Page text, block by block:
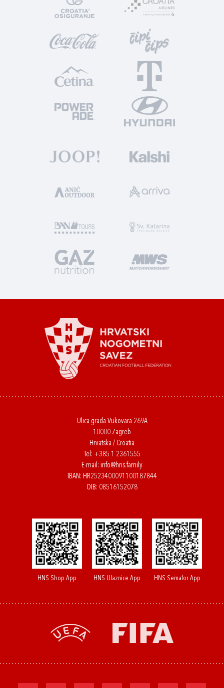
Ulica grada Vukovara 269A
10000 Zagreb
Hrvatska / Croatia
Tel: +385 1 2361555
E-mail: info@hns.family
IBAN: HR2523400091100187844
OIB: 08516152078
HNS Shop App HNS Ulaznice App HNS Semafor App